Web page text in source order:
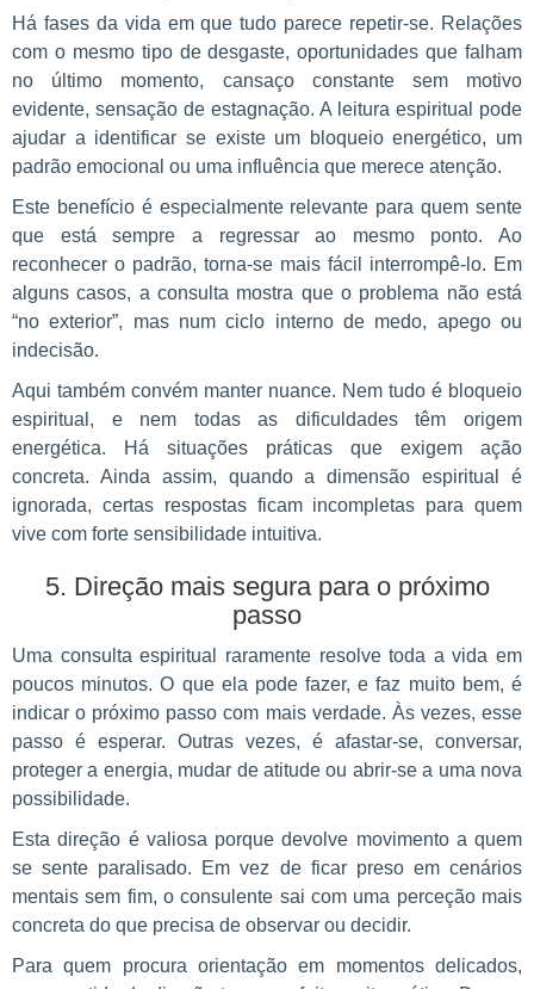
Há fases da vida em que tudo parece repetir-se. Relações
com o mesmo tipo de desgaste, oportunidades que falham
no último momento, cansaço constante sem motivo
evidente, sensação de estagnação. A leitura espiritual pode
ajudar a identificar se existe um bloqueio energético, um
padrão emocional ou uma influência que merece atenção.
Este benefício é especialmente relevante para quem sente
que está sempre a regressar ao mesmo ponto. Ao
reconhecer o padrão, torna-se mais fácil interrompê-lo. Em
alguns casos, a consulta mostra que o problema não está
“no exterior”, mas num ciclo interno de medo, apego ou
indecisão.
Aqui também convém manter nuance. Nem tudo é bloqueio
espiritual, e nem todas as dificuldades têm origem
energética. Há situações práticas que exigem ação
concreta. Ainda assim, quando a dimensão espiritual é
ignorada, certas respostas ficam incompletas para quem
vive com forte sensibilidade intuitiva.
5. Direção mais segura para o próximo
passo
Uma consulta espiritual raramente resolve toda a vida em
poucos minutos. O que ela pode fazer, e faz muito bem, é
indicar o próximo passo com mais verdade. Às vezes, esse
passo é esperar. Outras vezes, é afastar-se, conversar,
proteger a energia, mudar de atitude ou abrir-se a uma nova
possibilidade.
Esta direção é valiosa porque devolve movimento a quem
se sente paralisado. Em vez de ficar preso em cenários
mentais sem fim, o consulente sai com uma perceção mais
concreta do que precisa de observar ou decidir.
Para quem procura orientação em momentos delicados,